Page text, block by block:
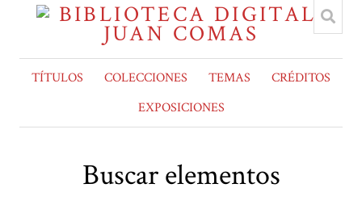
TÍTULOS COLECCIONES TEMAS
CRÉDITOS
EXPOSICIONES
Buscar elementos